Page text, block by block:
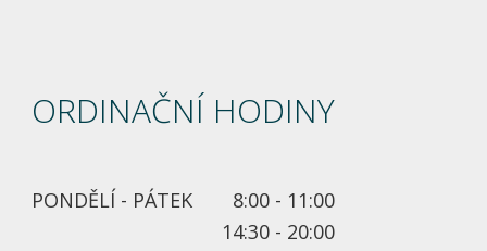
ORDINAČNÍ HODINY
PONDĚLÍ - PÁTEK
8:00 - 11:00
14:30 - 20:00